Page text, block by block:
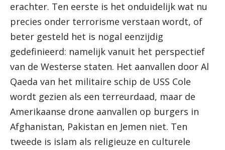
erachter. Ten eerste is het onduidelijk wat nu
precies onder terrorisme verstaan wordt, of
beter gesteld het is nogal eenzijdig
gedefinieerd: namelijk vanuit het perspectief
van de Westerse staten. Het aanvallen door Al
Qaeda van het militaire schip de USS Cole
wordt gezien als een terreurdaad, maar de
Amerikaanse drone aanvallen op burgers in
Afghanistan, Pakistan en Jemen niet. Ten
tweede is islam als religieuze en culturele